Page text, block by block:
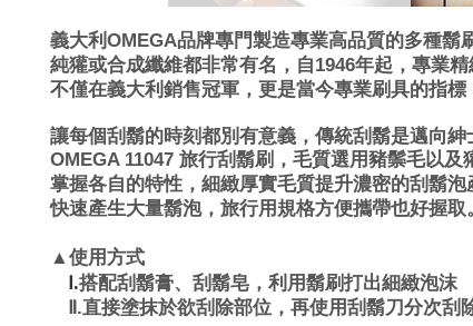
義大利OMEGA品牌專門製造專業高品質的多種鬍
純獾或合成纖維都非常有名， 自1946年起，專業
不僅在義大利銷售冠軍，更是當今專業刷具的指標
讓每個刮鬍的時刻都別有意義，傳統刮鬍是邁向紳
OMEGA 11047 旅行刮鬍刷，毛質選用豬鬃毛以及
掌握各自的特性，細緻厚實毛質提升濃密的刮鬍
快速產生大量鬍泡，旅行用規格方便攜帶也好握取。
▲使用方式
Ⅰ.搭配刮鬍膏、刮鬍皂，利用鬍刷打出細緻泡沫
Ⅱ.直接塗抹於欲刮除部位，再使用刮鬍刀分次刮